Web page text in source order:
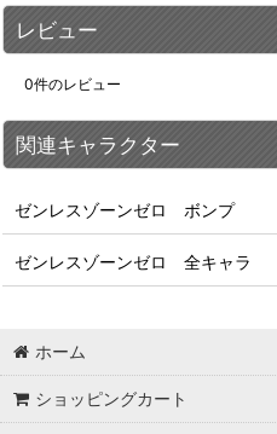
レビュー
0件のレビュー
関連キャラクター
ゼンレスゾーンゼロ ボンプ
ゼンレスゾーンゼロ 全キャラ
ホーム
ショッピングカート